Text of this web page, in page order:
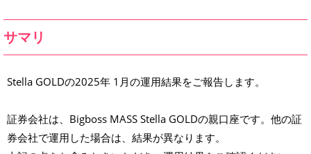
サマリ
Stella GOLDの2025年 1月の運用結果をご報告します。
証券会社は、Bigboss MASS Stella GOLDの親口座です。他の証
券会社で運用した場合は、結果が異なります。